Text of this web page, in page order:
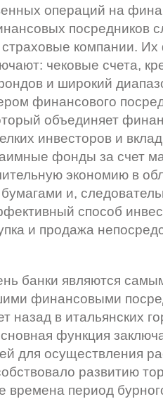
операций на
посредников
компании.
чековые счета,
и широкий
финансового
объединяет
инвесторов и
фонды за счет
экономию в
и,
способ
и продажа
банки являются
финансовыми
назад в итальянских
функция
для осуществления
развитию
времена период